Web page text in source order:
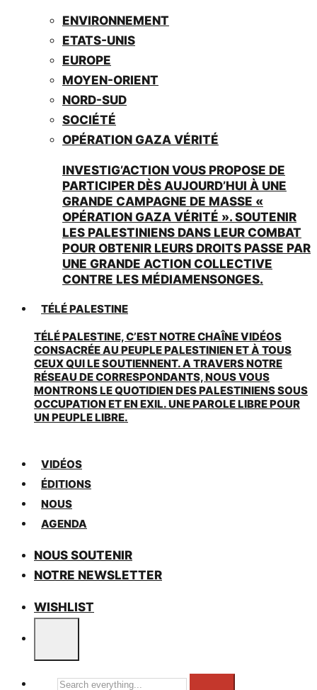
ENVIRONNEMENT
ETATS-UNIS
EUROPE
MOYEN-ORIENT
NORD-SUD
SOCIÉTÉ
OPÉRATION GAZA VÉRITÉ
INVESTIG’ACTION VOUS PROPOSE DE
PARTICIPER DÈS AUJOURD’HUI À UNE
GRANDE CAMPAGNE DE MASSE «
OPÉRATION GAZA VÉRITÉ ». SOUTENIR
LES PALESTINIENS DANS LEUR COMBAT
POUR OBTENIR LEURS DROITS PASSE PAR
UNE GRANDE ACTION COLLECTIVE
CONTRE LES MÉDIAMENSONGES.
TÉLÉ PALESTINE
TÉLÉ PALESTINE, C’EST NOTRE CHAÎNE VIDÉOS
CONSACRÉE AU PEUPLE PALESTINIEN ET À TOUS
CEUX QUI LE SOUTIENNENT. A TRAVERS NOTRE
RÉSEAU DE CORRESPONDANTS, NOUS VOUS
MONTRONS LE QUOTIDIEN DES PALESTINIENS SOUS
OCCUPATION ET EN EXIL. UNE PAROLE LIBRE POUR
UN PEUPLE LIBRE.
VIDÉOS
ÉDITIONS
NOUS
AGENDA
NOUS SOUTENIR
NOTRE NEWSLETTER
WISHLIST
Search